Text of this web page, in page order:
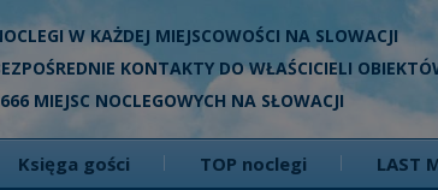
W KAŻDEJ MIEJSCOWOŚCI NA SLOWACJI
KONTAKTY DO WŁAŚCICIELI
MIEJSC NOCLEGOWYCH NA SŁOWACJI
Księga gości TOP noclegi LAST